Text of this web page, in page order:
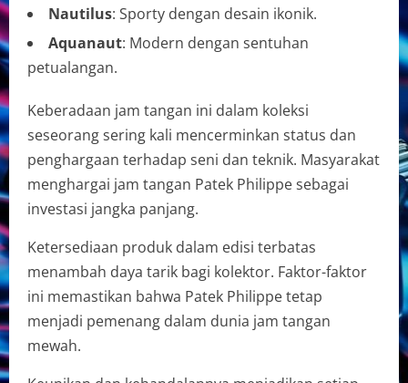
Nautilus: Sporty dengan desain ikonik.
Aquanaut: Modern dengan sentuhan
petualangan.
Keberadaan jam tangan ini dalam koleksi
seseorang sering kali mencerminkan status dan
penghargaan terhadap seni dan teknik. Masyarakat
menghargai jam tangan Patek Philippe sebagai
investasi jangka panjang.
Ketersediaan produk dalam edisi terbatas
menambah daya tarik bagi kolektor. Faktor-faktor
ini memastikan bahwa Patek Philippe tetap
menjadi pemenang dalam dunia jam tangan
mewah.